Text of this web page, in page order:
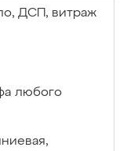
ДСП, витраж
любого